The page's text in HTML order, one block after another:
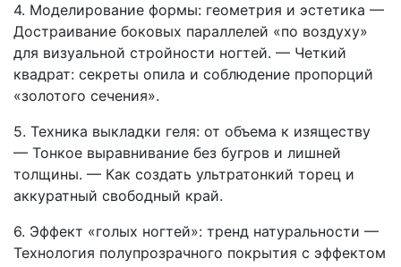
4. Моделирование формы: геометрия и эстетика —
Достраивание боковых параллелей «по воздуху»
для визуальной стройности ногтей. — Четкий
квадрат: секреты опила и соблюдение пропорций
«золотого сечения».
5. Техника выкладки геля: от объема к изяществу
— Тонкое выравнивание без бугров и лишней
толщины. — Как создать ультратонкий торец и
аккуратный свободный край.
6. Эффект «голых ногтей»: тренд натуральности —
Технология полупрозрачного покрытия с эффектом